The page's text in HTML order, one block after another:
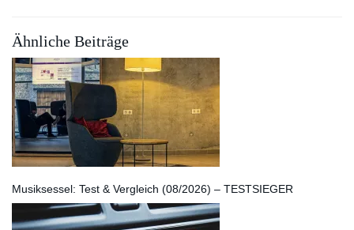
Ähnliche Beiträge
Musiksessel: Test & Vergleich (08/2026) – TESTSIEGER